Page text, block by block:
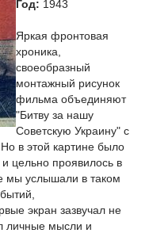
Год: 1943
Яркая фронтовая
хроника,
своеобразный
монтажный рисунок
фильма объединяют
"Битву за нашу
Советскую Украину" с
в этой картине было
цельно проявилось в
мы услышали в таком
экран зазвучал не
личные мысли и